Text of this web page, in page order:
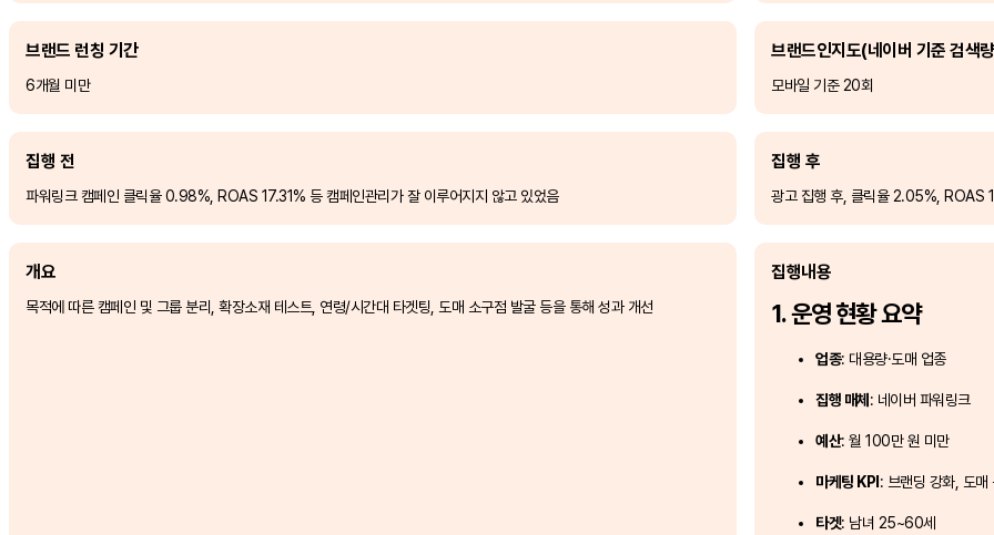
브랜드 런칭 기간
6개월 미만
브랜드인지도(네이버 기준 검색
모바일 기준 20회
집행 전
파워링크 캠페인 클릭율 0.98%, ROAS 17.31% 등 캠페인관리가 잘 이루어지지 않고 있었음
집행 후
광고 집행 후, 클릭율 2.05%, ROAS
개요
목적에 따른 캠페인 및 그룹 분리, 확장소재 테스트, 연령/시간대 타겟팅, 도매 소구점 발굴 등을 통해 성과 개선
집행내용
1. 운영 현황 요약
업종: 대용량·도매 업종
집행 매체 : 네이버 파워링크
예산: 월 100만 원 미만
마케팅 KPI : 브랜딩 강화, 도매
타겟: 남녀 25~60세